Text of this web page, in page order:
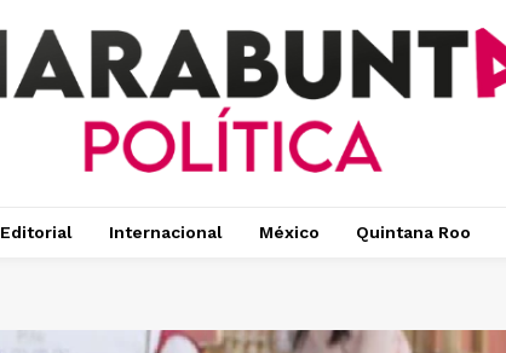
Editorial Internacional México Quintana Roo